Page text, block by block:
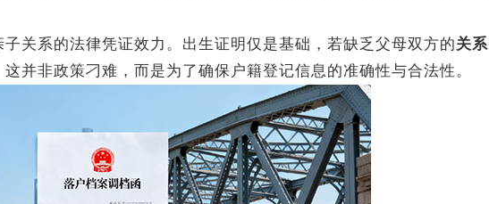
系的法律凭证效力。出生证明仅是基础，若缺乏父母双方的关系
并非政策刁难，而是为了确保户籍登记信息的准确性与合法性。